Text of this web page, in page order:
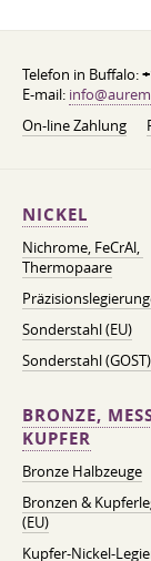
Telefon in Buffalo:
E-mail:
On-line Zahlung
NICKEL
Nichrome, FeСrAl, ​​
Thermopaare
Sonderstahl (EU)
Sonderstahl (GOST)
BRONZE,
KUPFER
Bronze Halbzeuge
Bronzen &
(EU)
Kupfer-Nickel-